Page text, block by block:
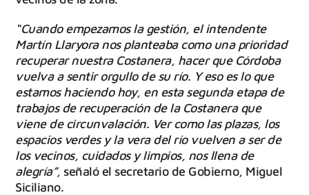
“Cuando empezamos la gestión, el intendente
Martín Llaryora nos planteaba como una prioridad
recuperar nuestra Costanera, hacer que Córdoba
vuelva a sentir orgullo de su río. Y eso es lo que
estamos haciendo hoy, en esta segunda etapa de
trabajos de recuperación de la Costanera que
viene de circunvalación. Ver como las plazas, los
espacios verdes y la vera del río vuelven a ser de
los vecinos, cuidados y limpios, nos llena de
alegría”, señaló el secretario de Gobierno, Miguel
Siciliano.